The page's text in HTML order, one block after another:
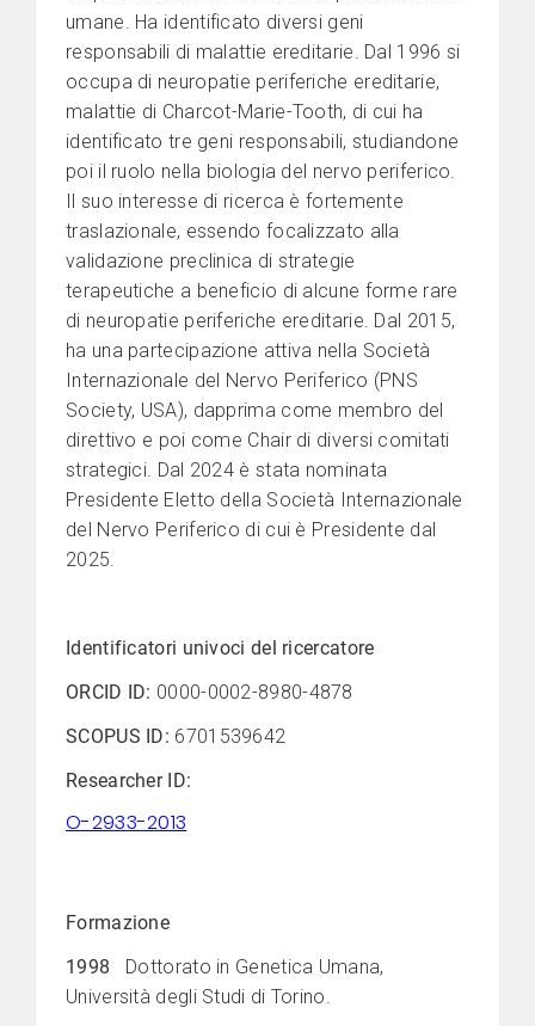
umane. Ha identificato diversi geni
responsabili di malattie ereditarie. Dal 1996 si
occupa di neuropatie periferiche ereditarie,
malattie di Charcot-Marie-Tooth, di cui ha
identificato tre geni responsabili, studiandone
poi il ruolo nella biologia del nervo periferico.
Il suo interesse di ricerca è fortemente
traslazionale, essendo focalizzato alla
validazione preclinica di strategie
terapeutiche a beneficio di alcune forme rare
di neuropatie periferiche ereditarie. Dal 2015,
ha una partecipazione attiva nella Società
Internazionale del Nervo Periferico (PNS
Society, USA), dapprima come membro del
direttivo e poi come Chair di diversi comitati
strategici. Dal 2024 è stata nominata
Presidente Eletto della Società Internazionale
del Nervo Periferico di cui è Presidente dal
2025.
Identificatori univoci del ricercatore
ORCID ID: 0000-0002-8980-4878
SCOPUS ID: 6701539642
Researcher ID:
O-2933-2013
Formazione
1998 Dottorato in Genetica Umana,
Università degli Studi di Torino.